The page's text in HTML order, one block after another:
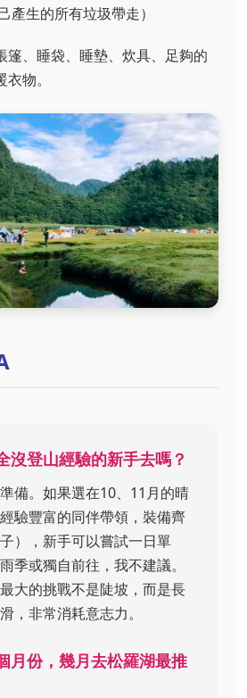
產生的所有垃圾帶走）
篷、睡袋、睡墊、炊具、足夠的
物。
沒登山經驗的新手去嗎？
備。如果選在10、11月的晴
驗豐富的同伴帶領，裝備齊
），新手可以嘗試一日單
季或獨自前往，我不建議。
大的挑戰不是陡坡，而是長
，非常消耗意志力。
月份，幾月去松羅湖最推